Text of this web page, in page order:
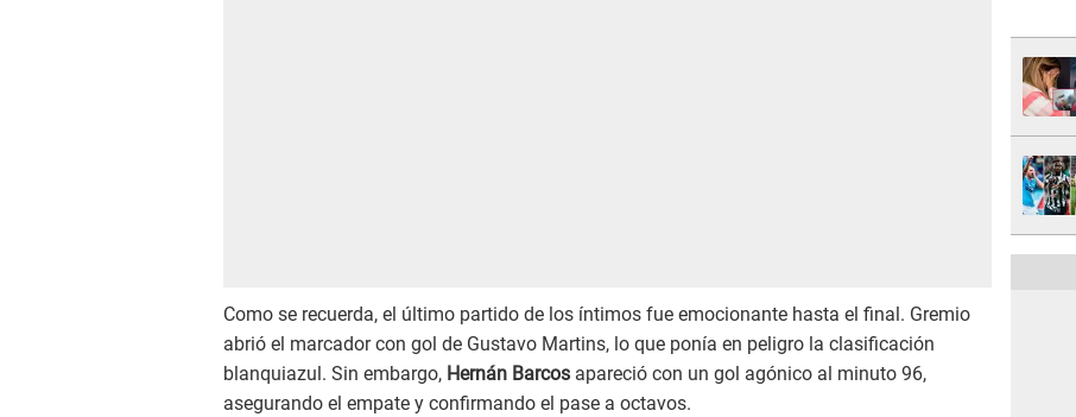
Como se recuerda, el último partido de los íntimos fue emocionante hasta el final. Gremio
abrió el marcador con gol de Gustavo Martins, lo que ponía en peligro la clasificación
blanquiazul. Sin embargo, Hernán Barcos apareció con un gol agónico al minuto 96,
asegurando el empate y confirmando el pase a octavos.